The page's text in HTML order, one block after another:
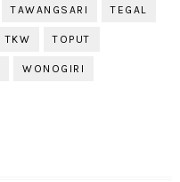
TAWANGSARI TEGAL
TKW TOPUT
WONOGIRI